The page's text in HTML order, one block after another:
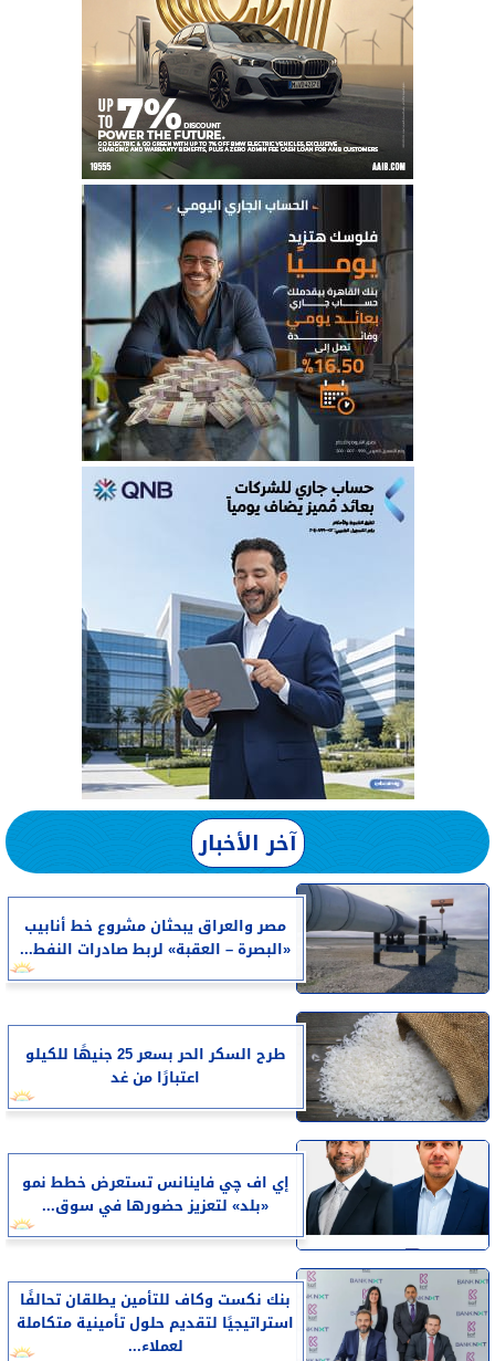
آخر الأخبار
مصر والعراق يبحثان مشروع خط أنابيب
«البصرة – العقبة» لربط صادرات النفط...
طرح السكر الحر بسعر 25 جنيهًا للكيلو
اعتبارًا من غد
إي اف چي فاينانس تستعرض خطط نمو
«بلد» لتعزيز حضورها في سوق...
بنك نكست وكاف للتأمين يطلقان تحالفًا
استراتيجيًا لتقديم حلول تأمينية متكاملة
لعملاء...